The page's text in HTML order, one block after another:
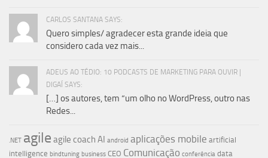
CARLOS SANTANA SAYS:
Quero simples/ agradecer esta grande ideia que
considero cada vez mais...
ADEUS AO TÉDIO: 10 PODCASTS DE MARKETING PARA OUVIR |
DIGAÍ SAYS:
[…] os autores, tem “um olho no WordPress, outro nas
Redes...
.NET agile agile coach AI android aplicações mobile artificial
intelligence bindtuning business CEO Comunicação conferência data